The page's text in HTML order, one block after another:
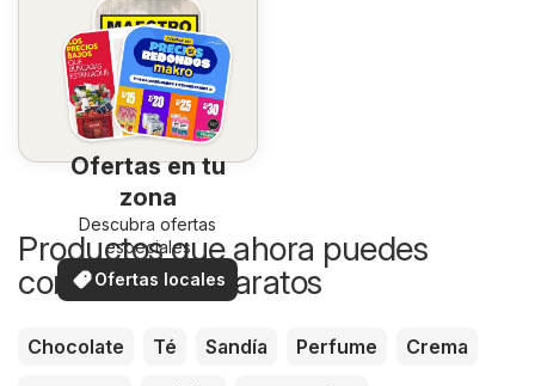
Ofertas en tu
zona
Descubra ofertas
especiales
Ofertas locales
Productos que ahora puedes
comprar más baratos
Chocolate Té Sandía Perfume
Crema